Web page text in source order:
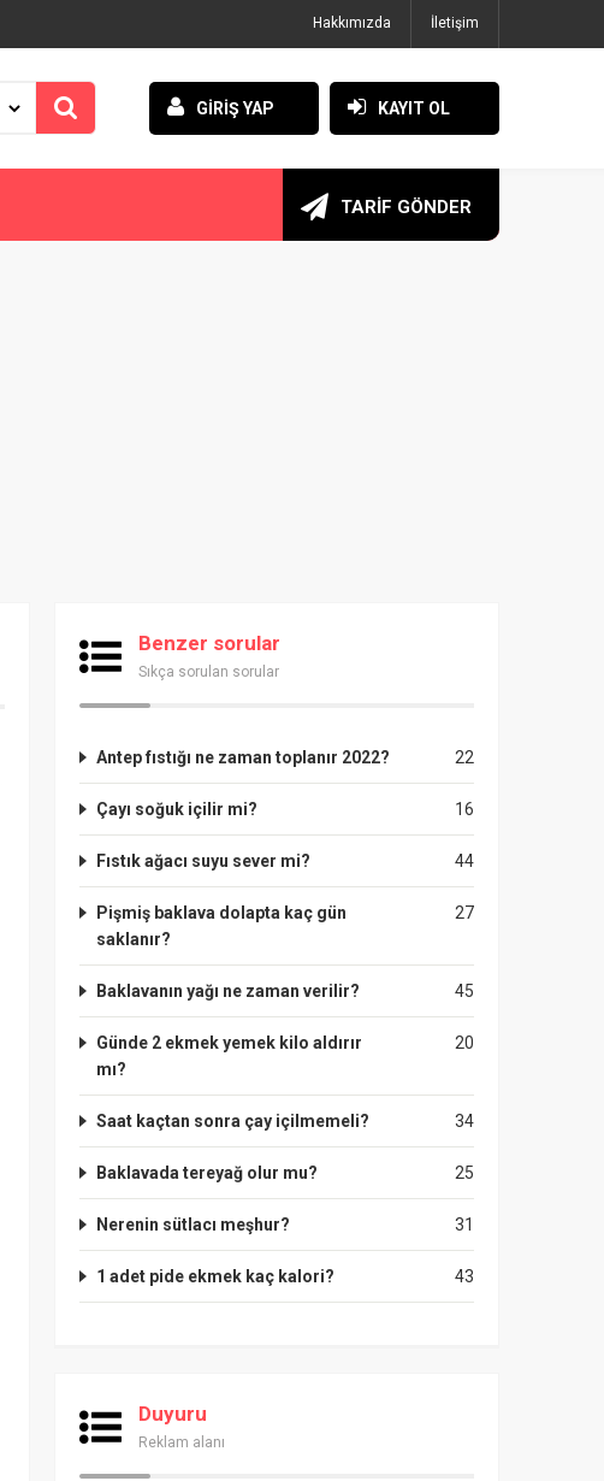
Hakkımızda İletişim
GİRİŞ YAP KAYIT OL
TARİF GÖNDER
Benzer sorular
Sıkça sorulan sorular
22
Antep fıstığı ne zaman toplanır 2022?
16
Çayı soğuk içilir mi?
44
Fıstık ağacı suyu sever mi?
27
Pişmiş baklava dolapta kaç gün
saklanır?
45
Baklavanın yağı ne zaman verilir?
20
Günde 2 ekmek yemek kilo aldırır
mı?
34
Saat kaçtan sonra çay içilmemeli?
25
Baklavada tereyağ olur mu?
31
Nerenin sütlacı meşhur?
43
1 adet pide ekmek kaç kalori?
Duyuru
Reklam alanı